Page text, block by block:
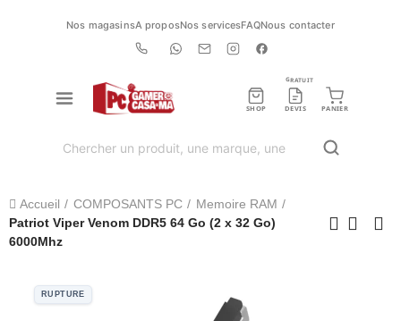
Nos magasinsA proposNos servicesFAQNous contacter
SHOP DEVIS
GRATUIT
PANIER
Accueil COMPOSANTS PC
Memoire RAM
Patriot Viper Venom DDR5 64 Go (2 x 32 Go)
6000Mhz
RUPTURE